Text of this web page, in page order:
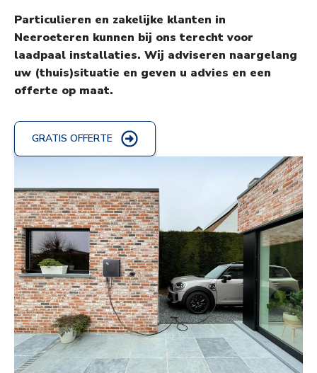
Particulieren en zakelijke klanten in
Neeroeteren kunnen bij ons terecht voor
laadpaal installaties. Wij adviseren naargelang
uw (thuis)situatie en geven u advies en een
offerte op maat.
GRATIS OFFERTE